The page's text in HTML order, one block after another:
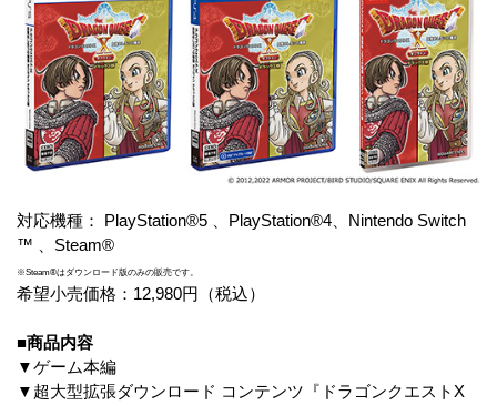
対応機種： PlayStation®5 、PlayStation®4、Nintendo Switch
™ 、Steam®
※Steam®はダウンロード版のみの販売です。
希望小売価格：12,980円（税込）
■商品内容
▼ゲーム本編
▼超大型拡張ダウンロード コンテンツ『ドラゴンクエストX